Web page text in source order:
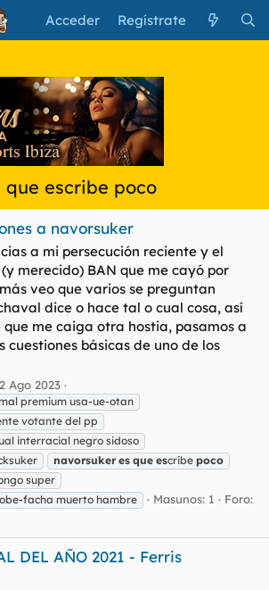
Acceder Regístrate
que escribe poco
a navorsuker
a mi persecución reciente y el
merecido) BAN que me cayó por
veo que varios se preguntan
dice o hace tal o cual cosa, así
que me caiga otra hostia, pasamos a
cuestiones básicas de uno de los
2 Ago 2023
premium usa-ue-otan
votante del pp
interracial negro sidoso
navorsuker es que escribe poco
super
facha muerto hambre Masunos: 1
Foro:
DEL AÑO 2021 - Ferris